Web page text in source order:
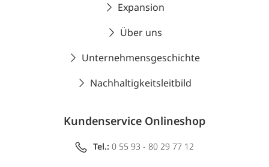
Expansion
Über uns
Unternehmensgeschichte
Nachhaltigkeitsleitbild
Kundenservice Onlineshop
Tel.: 0 55 93 - 80 29 77 12